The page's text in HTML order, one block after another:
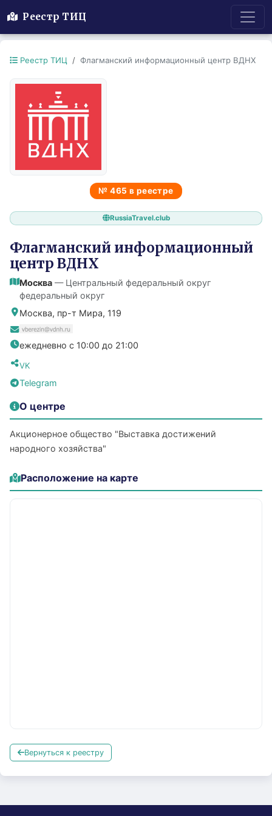
Реестр ТИЦ
Реестр ТИЦ Флагманский информационный центр ВДНХ
№ 465 в реестре
RussiaTravel.club
Флагманский информационный
центр ВДНХ
Москва — Центральный федеральный округ
федеральный округ
Москва, пр-т Мира, 119
ежедневно с 10:00 до 21:00
VK
Telegram
О центре
Акционерное общество "Выставка достижений
народного хозяйства"
Расположение на карте
Вернуться к реестру